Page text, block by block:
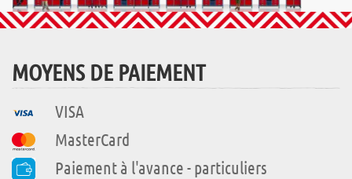
MOYENS DE PAIEMENT
VISA
MasterCard
Paiement à l'avance - particuliers